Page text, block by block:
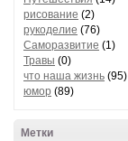
рисование (2)
рукоделие (76)
Саморазвитие (1)
Травы (0)
что наша жизнь (95)
юмор (89)
Метки